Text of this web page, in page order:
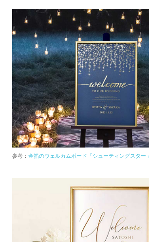
参考： 金箔のウェルカムボード「シューティングスター」